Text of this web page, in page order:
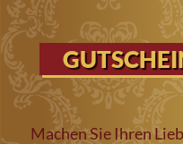
Machen Sie Ihren